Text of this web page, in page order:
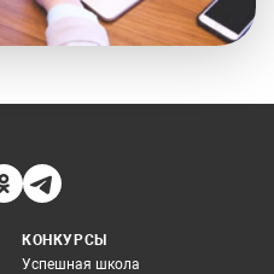
КОНКУРСЫ
Успешная школа